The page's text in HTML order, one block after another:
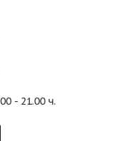
- 21.00 ч.